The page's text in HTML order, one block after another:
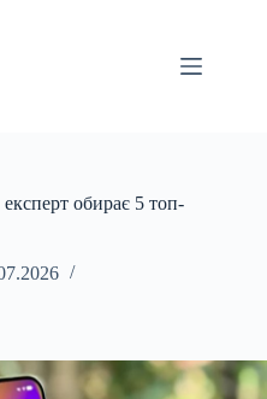
обирає 5 топ-